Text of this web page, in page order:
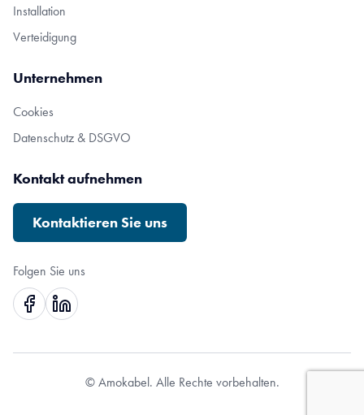
Installation
Verteidigung
Unternehmen
Cookies
Datenschutz & DSGVO
Kontakt aufnehmen
Kontaktieren Sie uns
Folgen Sie uns
© Amokabel. Alle Rechte vorbehalten.